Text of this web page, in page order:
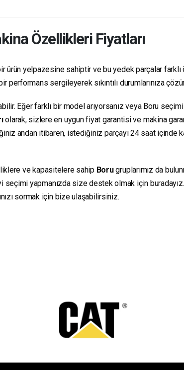
Özellikleri Fiyatları
ürün yelpazesine sahiptir ve bu yedek parçalar
performans sergileyerek sıkıntılı durumlarınıza
Eğer farklı bir model arıyorsanız veya Boru
olarak, sizlere en uygun fiyat garantisi ve makina
andan itibaren, istediğiniz parçayı 24 saat içinde
ve kapasitelere sahip Borugruplarımız da
seçimi yapmanızda size destek olmak için buradayız.
sormak için bize ulaşabilirsiniz.